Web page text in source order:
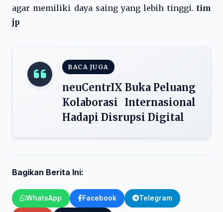
agar memiliki daya saing yang lebih tinggi. tim
jp
BACA JUGA
neuCentrIX Buka Peluang
Kolaborasi Internasional
Hadapi Disrupsi Digital
Bagikan Berita Ini:
WhatsApp Facebook Telegram